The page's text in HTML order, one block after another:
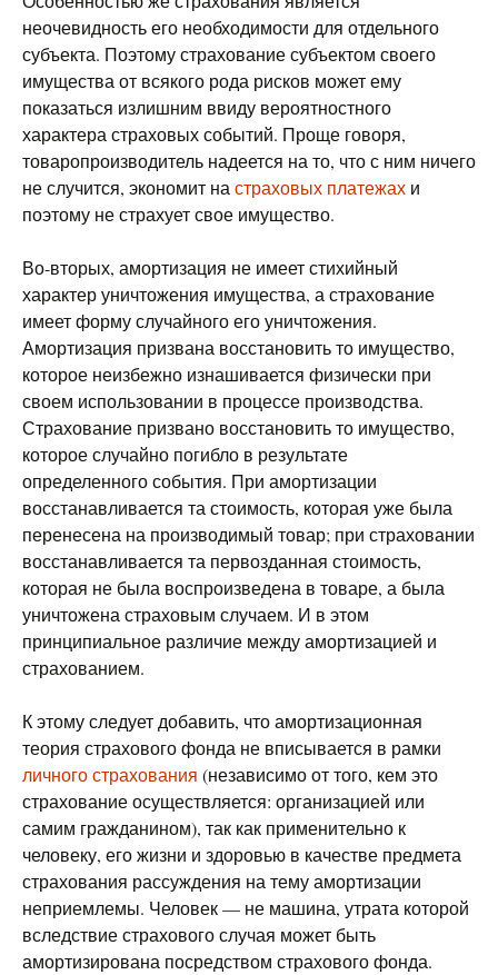
неочевидность его необходимости для отдельного
субъекта. Поэтому страхование субъектом своего
имущества от всякого рода рисков может ему
показаться излишним ввиду вероятностного
характера страховых событий. Проще говоря,
товаропроизводитель надеется на то, что с ним ничего
не случится, экономит на страховых платежах и
поэтому не страхует свое имущество.
Во-вторых, амортизация не имеет стихийный
характер уничтожения имущества, а страхование
имеет форму случайного его уничтожения.
Амортизация призвана восстановить то имущество,
которое неизбежно изнашивается физически при
своем использовании в процессе производства.
Страхование призвано восстановить то имущество,
которое случайно погибло в результате
определенного события. При амортизации
восстанавливается та стоимость, которая уже была
перенесена на производимый товар; при страховании
восстанавливается та первозданная стоимость,
которая не была воспроизведена в товаре, а была
уничтожена страховым случаем. И в этом
принципиальное различие между амортизацией и
страхованием.
К этому следует добавить, что амортизационная
теория страхового фонда не вписывается в рамки
личного страхования (независимо от того, кем это
страхование осуществляется: организацией или
самим гражданином), так как применительно к
человеку, его жизни и здоровью в качестве предмета
страхования рассуждения на тему амортизации
неприемлемы. Человек — не машина, утрата которой
вследствие страхового случая может быть
амортизирована посредством страхового фонда.